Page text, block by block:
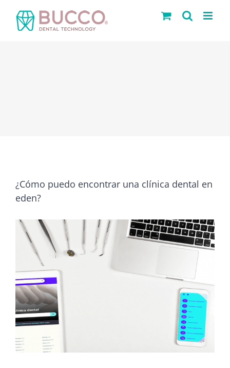
¿Cómo puedo encontrar una clínica dental en
eden?
Ver
imagen
grande